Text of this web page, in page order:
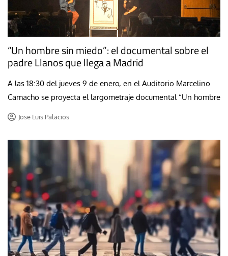
“Un hombre sin miedo”: el documental sobre el
padre Llanos que llega a Madrid
A las 18:30 del jueves 9 de enero, en el Auditorio Marcelino
Camacho se proyecta el largometraje documental “Un hombre
Jose Luis Palacios